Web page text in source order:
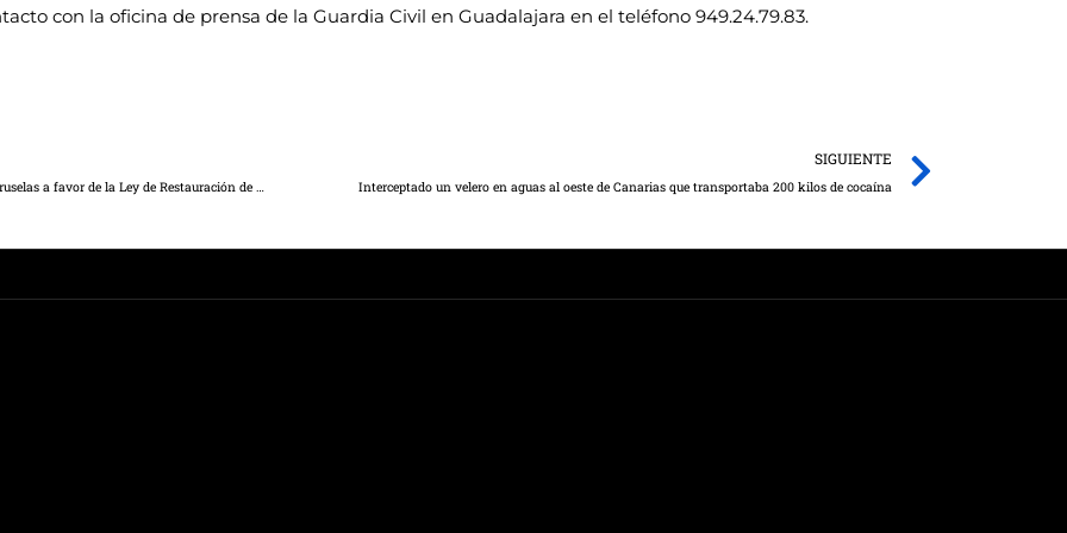
con la oficina de prensa de la Guardia Civil en Guadalajara en el teléfono 949.24.79.83.
Núñez lamenta que la portavoz del PSOE de Page votase en Bruselas a favor de la Ley de Restauración de la Naturaleza que supone un nuevo golpe al sector primario de la región
SIGUIENTE
Interceptado un velero en aguas al oeste de Canarias que transportaba 200 kilos de cocaína